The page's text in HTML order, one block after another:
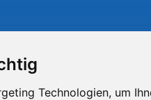
Technologien, um